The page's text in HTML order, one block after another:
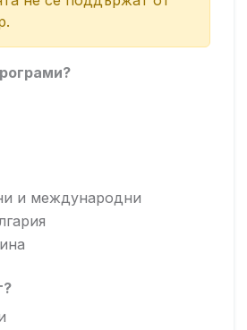
и международни